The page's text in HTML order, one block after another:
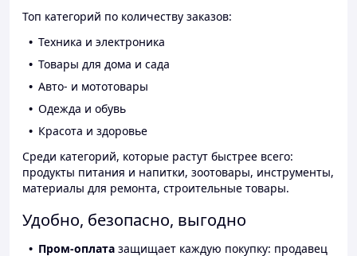
Топ категорий по количеству заказов:
Техника и электроника
Товары для дома и сада
Авто- и мототовары
Одежда и обувь
Красота и здоровье
Среди категорий, которые растут быстрее всего:
продукты питания и напитки, зоотовары, инструменты,
материалы для ремонта, строительные товары.
Удобно, безопасно, выгодно
Пром-оплата защищает каждую покупку: продавец